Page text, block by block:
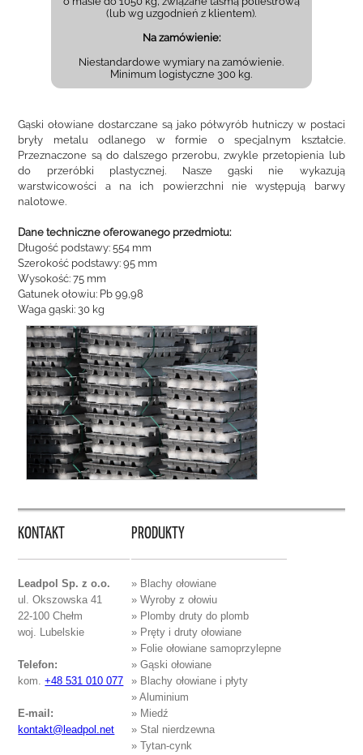
(lub wg uzgodnień z klientem).
Na zamówienie:
Niestandardowe wymiary na zamówienie.
Minimum logistyczne 300 kg.
Gąski ołowiane dostarczane są jako półwyrób hutniczy w postaci
bryły metalu odlanego w formie o specjalnym kształcie.
Przeznaczone są do dalszego przerobu, zwykle przetopienia lub
do przeróbki plastycznej. Nasze gąski nie wykazują
warstwicowości a na ich powierzchni nie występują barwy
nalotowe.
Dane techniczne oferowanego przedmiotu:
Długość podstawy: 554 mm
Szerokość podstawy: 95 mm
Wysokość: 75 mm
Gatunek ołowiu: Pb 99,98
Waga gąski: 30 kg
KONTAKT
Leadpol Sp. z o.o.
ul. Okszowska 41
22-100 Chełm
woj. Lubelskie
Telefon:
kom.+48 531 010 077
E-mail:
kontakt@leadpol.net
PRODUKTY
» Blachy ołowiane
» Wyroby z ołowiu
» Plomby druty do plomb
» Pręty i druty ołowiane
» Folie ołowiane samoprzylepne
» Gąski ołowiane
» Blachy ołowiane i płyty
» Aluminium
» Miedź
» Stal nierdzewna
» Tytan-cynk